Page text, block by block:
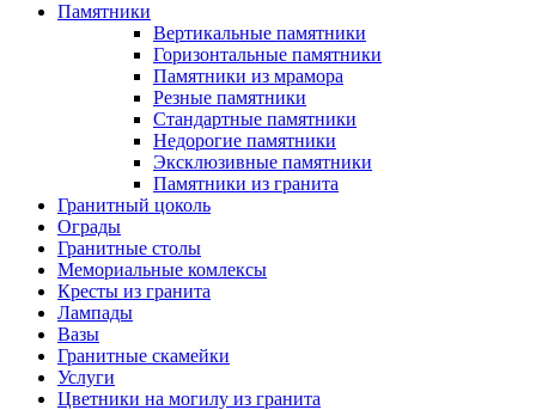
Памятники
Вертикальные памятники
Горизонтальные памятники
Памятники из мрамора
Резные памятники
Стандартные памятники
Недорогие памятники
Эксклюзивные памятники
Памятники из гранита
Гранитный цоколь
Ограды
Гранитные столы
Мемориальные комлексы
Кресты из гранита
Лампады
Вазы
Гранитные скамейки
Услуги
Цветники на могилу из гранита